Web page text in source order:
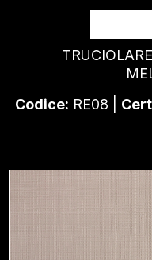
Codice: RE08 |